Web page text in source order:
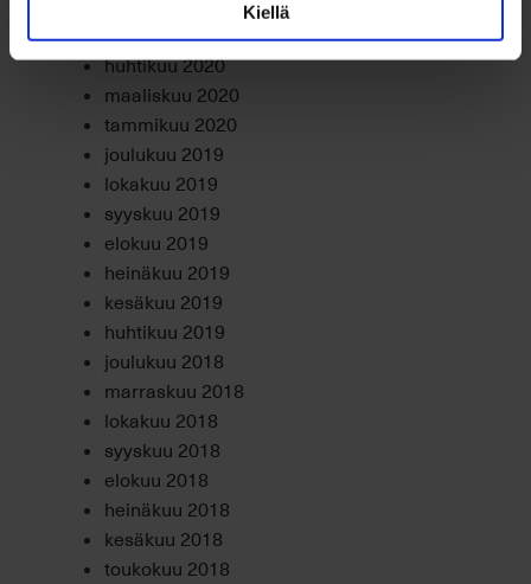
Kiellä
kesäkuu 2020
huhtikuu 2020
maaliskuu 2020
tammikuu 2020
joulukuu 2019
lokakuu 2019
syyskuu 2019
elokuu 2019
heinäkuu 2019
kesäkuu 2019
huhtikuu 2019
joulukuu 2018
marraskuu 2018
lokakuu 2018
syyskuu 2018
elokuu 2018
heinäkuu 2018
kesäkuu 2018
toukokuu 2018